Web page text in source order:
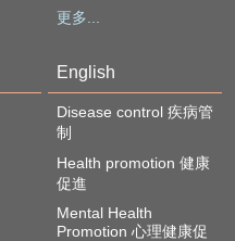
更多...
English
Disease control 疾病管
制
Health promotion 健康
促進
Mental Health
Promotion 心理健康促